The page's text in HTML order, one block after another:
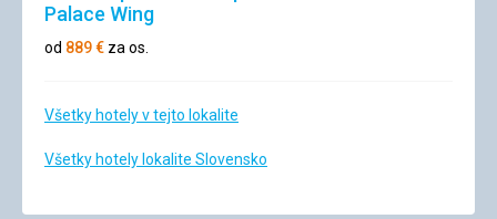
Palace Wing
od 889€ za os.
Všetky hotely v tejto lokalite
Všetky hotely lokalite Slovensko